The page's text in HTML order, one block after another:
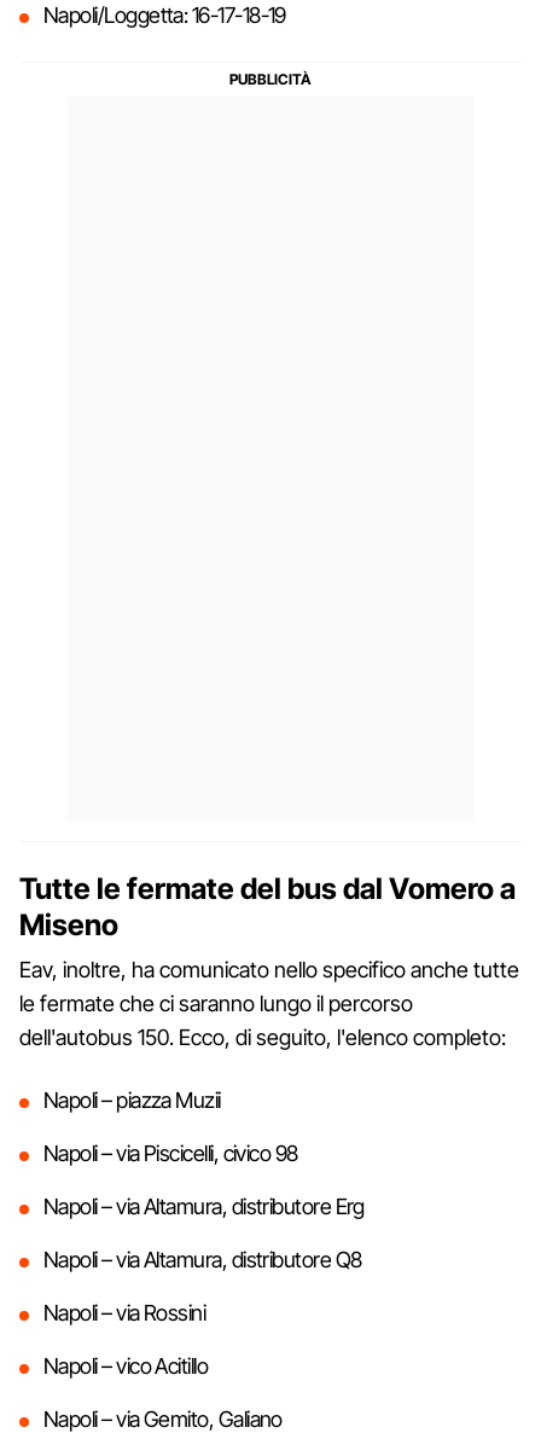
Napoli/Loggetta: 16-17-18-19
Tutte le fermate del bus dal Vomero a
Miseno
Eav, inoltre, ha comunicato nello specifico anche tutte
le fermate che ci saranno lungo il percorso
dell'autobus 150. Ecco, di seguito, l'elenco completo:
Napoli – piazza Muzii
Napoli – via Piscicelli, civico 98
Napoli – via Altamura, distributore Erg
Napoli – via Altamura, distributore Q8
Napoli – via Rossini
Napoli – vico Acitillo
Napoli – via Gemito, Galiano